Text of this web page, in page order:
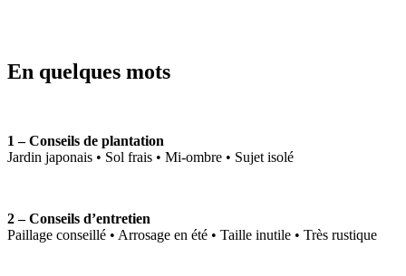
En quelques mots
1 – Conseils de plantation
Jardin japonais • Sol frais • Mi-ombre • Sujet isolé
2 – Conseils d’entretien
Paillage conseillé • Arrosage en été • Taille inutile • Très rustique